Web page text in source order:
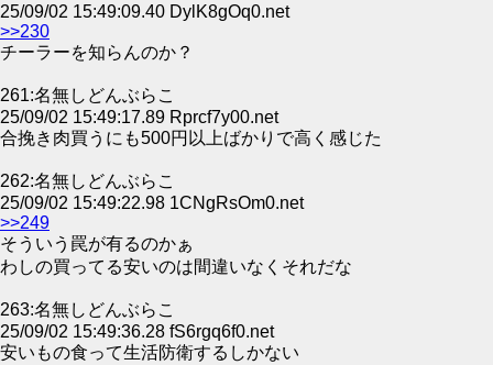
25/09/02 15:49:09.40 DylK8gOq0.net
>>230
チーラーを知らんのか？
261:名無しどんぶらこ
25/09/02 15:49:17.89 Rprcf7y00.net
合挽き肉買うにも500円以上ばかりで高く感じた
262:名無しどんぶらこ
25/09/02 15:49:22.98 1CNgRsOm0.net
>>249
そういう罠が有るのかぁ
わしの買ってる安いのは間違いなくそれだな
263:名無しどんぶらこ
25/09/02 15:49:36.28 fS6rgq6f0.net
安いもの食って生活防衛するしかない